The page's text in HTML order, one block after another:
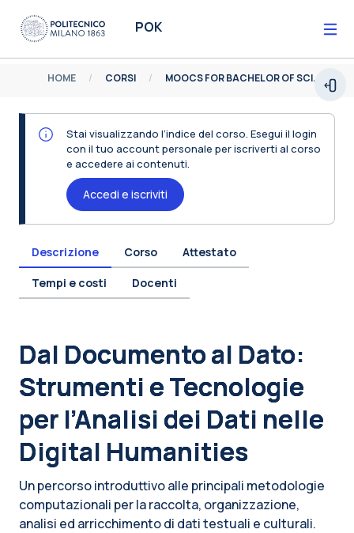
POK
HOME CORSI MOOCS FOR BACHELOR OF SCIENCE
Stai visualizzando l’indice del corso. Esegui il login
con il tuo account personale per iscriverti al corso
e accedere ai contenuti.
Accedi e iscriviti
Descrizione Corso Attestato
Tempi e costi Docenti
Blocchi
Dal Documento al Dato:
Strumenti e Tecnologie
per l’Analisi dei Dati nelle
Digital Humanities
Un percorso introduttivo alle principali metodologie
computazionali per la raccolta, organizzazione,
analisi ed arricchimento di dati testuali e culturali.